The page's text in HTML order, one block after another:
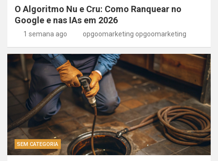
O Algoritmo Nu e Cru: Como Ranquear no
Google e nas IAs em 2026
1 semana ago opgoomarketing opgoomarketing
SEM CATEGORIA